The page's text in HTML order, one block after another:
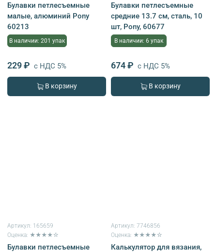
Булавки петлесъемные
малые, алюминий Pony
60213
В наличии: 201 упак
229 ₽ с НДС 5%
В корзину
Булавки петлесъемные
средние 13.7 см, сталь, 10
шт, Pony, 60677
В наличии: 6 упак
674 ₽ с НДС 5%
В корзину
Артикул: 165659
Оценка: ★★★★☆
Булавки петлесъемные
Артикул: 7746856
Оценка: ★★★★☆
Калькулятор для вязания,